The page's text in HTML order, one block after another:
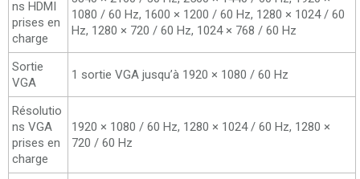
ns HDMI
prises en
charge
1080 / 60 Hz, 1600 × 1200 / 60 Hz, 1280 × 1024 / 60
Hz, 1280 × 720 / 60 Hz, 1024 × 768 / 60 Hz
Sortie
VGA
1 sortie VGA jusqu’à 1920 × 1080 / 60 Hz
Résolutio
ns VGA
prises en
charge
1920 × 1080 / 60 Hz, 1280 × 1024 / 60 Hz, 1280 ×
720 / 60 Hz